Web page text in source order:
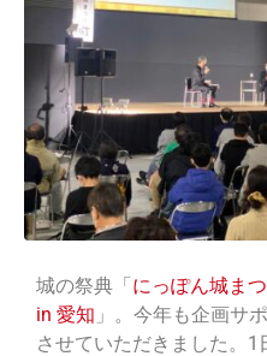
城の祭典「にっぽん城ま
in 愛知 」。今年も企画サ
させていただきました。